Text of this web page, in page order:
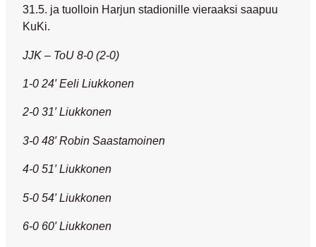
31.5. ja tuolloin Harjun stadionille vieraaksi saapuu
KuKi.
JJK – ToU 8-0 (2-0)
1-0 24′ Eeli Liukkonen
2-0 31′ Liukkonen
3-0 48′ Robin Saastamoinen
4-0 51′ Liukkonen
5-0 54′ Liukkonen
6-0 60′ Liukkonen